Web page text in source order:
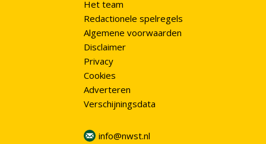
Het team
Redactionele spelregels
Algemene voorwaarden
Disclaimer
Privacy
Cookies
Adverteren
Verschijningsdata
info@nwst.nl